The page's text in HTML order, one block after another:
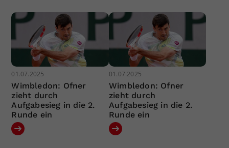
01.07.2025
Wimbledon: Ofner
zieht durch
Aufgabesieg in die 2.
Runde ein
01.07.2025
Wimbledon: Ofner
zieht durch
Aufgabesieg in die 2.
Runde ein